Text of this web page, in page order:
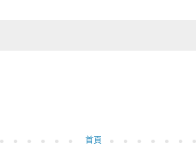
首頁